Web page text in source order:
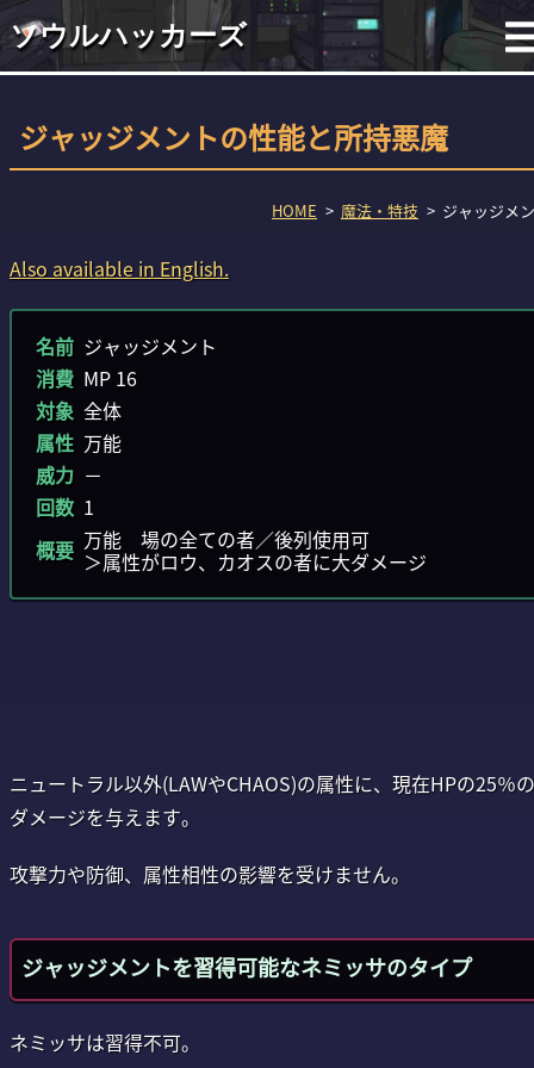
ソウルハッカーズ
ジャッジメントの性能と所持悪魔
HOME 魔法・特技 ジャッジメ
Also available in English.
名前 ジャッジメント
消費 MP 16
対象 全体
属性 万能
威力 －
回数 1
概要 万能 場の全ての者／後列使用可
＞属性がロウ、カオスの者に大ダメージ
ニュートラル以外(LAWやCHAOS)の属性に、現在HPの25％の
ダメージを与えます。
攻撃力や防御、属性相性の影響を受けません。
ジャッジメントを習得可能なネミッサのタイプ
ネミッサは習得不可。